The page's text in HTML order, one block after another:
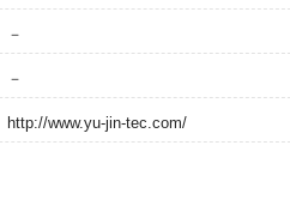
－
－
http://www.yu-jin-tec.com/